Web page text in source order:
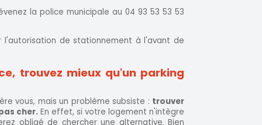
la police municipale au 04 93 53 53 53
l'autorisation de stationnement à l'avant de
trouvez mieux qu'un parking
vous, mais un problème subsiste : trouver
cher. En effet, si votre logement n'intègre
obligé de chercher une alternative. Bien